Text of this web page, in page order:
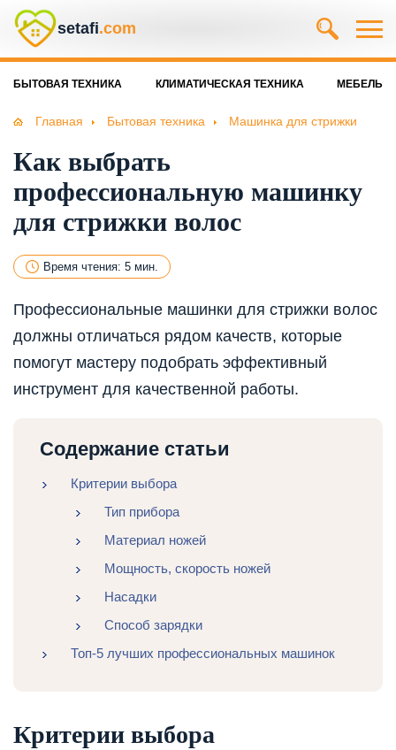
setafi.com
БЫТОВАЯ ТЕХНИКА КЛИМАТИЧЕСКАЯ ТЕХНИКА МЕБЕЛЬ
Главная Бытовая техника Машинка для стрижки
Как выбрать
профессиональную машинку
для стрижки волос
Время чтения: 5 мин.
Профессиональные машинки для стрижки волос
должны отличаться рядом качеств, которые
помогут мастеру подобрать эффективный
инструмент для качественной работы.
Содержание статьи
Критерии выбора
Тип прибора
Материал ножей
Мощность, скорость ножей
Насадки
Способ зарядки
Топ-5 лучших профессиональных машинок
Критерии выбора